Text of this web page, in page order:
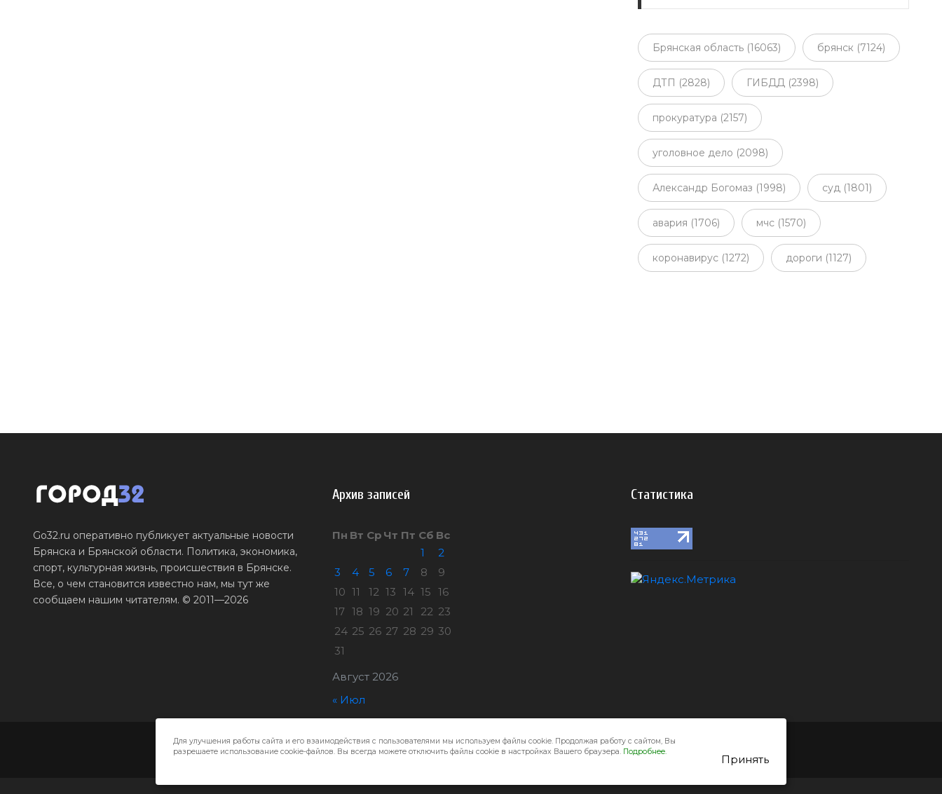
Брянская область (16063) брянск (7124)
ДТП (2828) ГИБДД (2398)
прокуратура (2157)
уголовное дело (2098)
Александр Богомаз (1998) суд (1801)
авария (1706) мчс (1570)
коронавирус (1272) дороги (1127)
Go32.ru оперативно публикует актуальные новости
Брянска и Брянской области. Политика, экономика,
спорт, культурная жизнь, происшествия в Брянске.
Все, о чем становится известно нам, мы тут же
сообщаем нашим читателям. © 2011—2026
Архив записей
Август 2026
Пн Вт Ср Чт Пт Сб Вс
1
2
3
4 5 6 7 8
9
10 11 12 13 14 15 16
17 18 19 20 21 22 23
24 25 26 27 28 29 30
31
« Июл
Статистика
Город32 © 2026
Для улучшения работы сайта и его взаимодействия с пользователями мы используем файлы cookie. Продолжая работу с сайтом, Вы
разрешаете использование cookie-файлов. Вы всегда можете отключить файлы cookie в настройках Вашего браузера. Подробнее.
Принять